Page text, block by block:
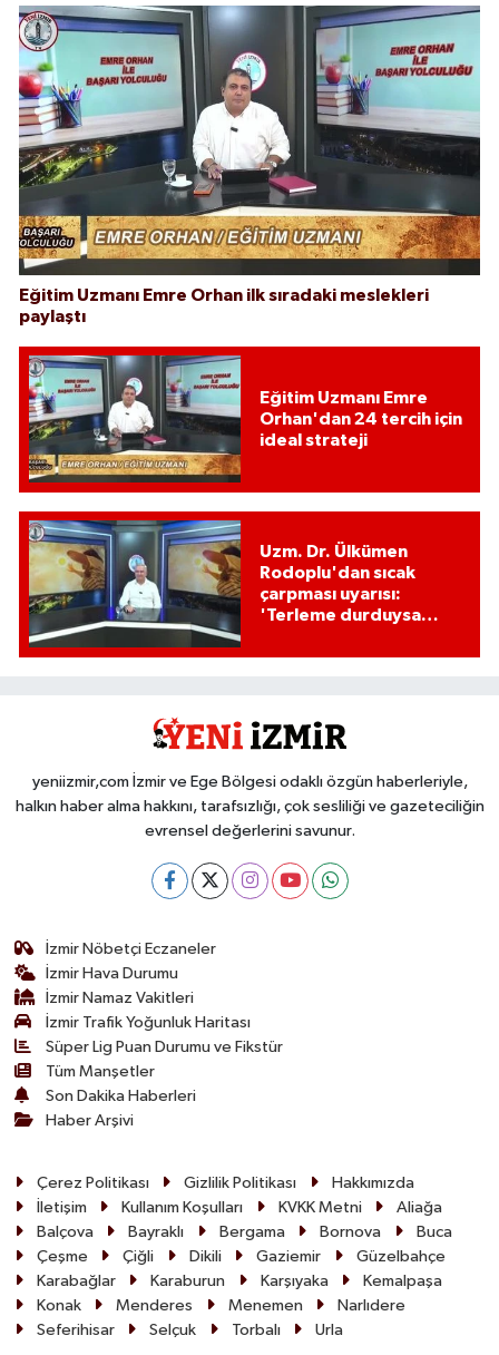
Eğitim Uzmanı Emre Orhan ilk sıradaki meslekleri
paylaştı
Eğitim Uzmanı Emre
Orhan'dan 24 tercih için
ideal strateji
Uzm. Dr. Ülkümen
Rodoplu'dan sıcak
çarpması uyarısı:
'Terleme durduysa
başlamıştır!'
yeniizmir,com İzmir ve Ege Bölgesi odaklı özgün haberleriyle,
halkın haber alma hakkını, tarafsızlığı, çok sesliliği ve gazeteciliğin
evrensel değerlerini savunur.
İzmir Nöbetçi Eczaneler
İzmir Hava Durumu
İzmir Namaz Vakitleri
İzmir Trafik Yoğunluk Haritası
Süper Lig Puan Durumu ve Fikstür
Tüm Manşetler
Son Dakika Haberleri
Haber Arşivi
Çerez Politikası Gizlilik Politikası
Hakkımızda
İletişim
Kullanım Koşulları KVKK Metni
Aliağa
Balçova
Bayraklı Bergama Bornova
Buca
Çeşme
Çiğli Dikili Gaziemir
Güzelbahçe
Karabağlar
Karaburun Karşıyaka
Kemalpaşa
Konak
Menderes Menemen
Narlıdere
Seferihisar
Selçuk Torbalı Urla